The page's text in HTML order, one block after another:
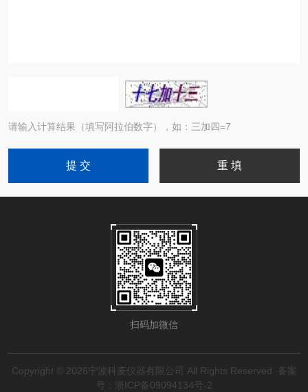
请输入计算结果（填写阿拉伯数字），如：三加四=7
扫码加微信
Copyright © 2026宁波科麦仪器有限公司 All Rights Reserved
备案
号：浙ICP备09094134号-2